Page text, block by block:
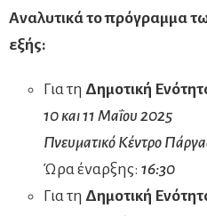
Αναλυτικά το πρόγραμμα
εξής:
Για τη Δημοτική
10 και 11 Μαΐου 2025
Πνευματικό Κέντρο
Ώρα έναρξης:16:30
Για τη Δημοτική